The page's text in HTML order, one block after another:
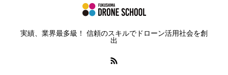
実績、業界最多級！ 信頼のスキルでドローン活用社会を創
出